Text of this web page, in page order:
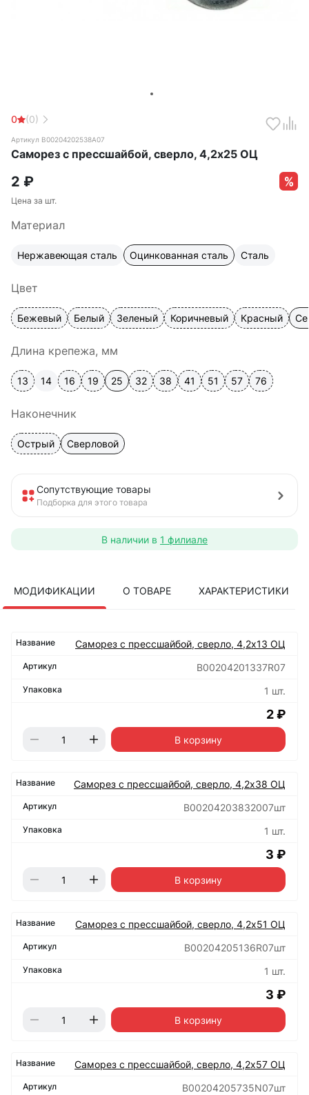
0 (0)
Артикул B00204202538A07
Саморез с прессшайбой, сверло, 4,2х25 ОЦ
2 ₽
Цена за шт.
Материал
Нержавеющая сталь Оцинкованная сталь Сталь
Цвет
Бежевый Белый Зеленый Коричневый Красный
Длина крепежа, мм
13 14 16 19 25 32 38 41 51 57 76
Наконечник
Острый Сверловой
Сопутствующие товары
Подборка для этого товара
В наличии в 1 филиале
МОДИФИКАЦИИ О ТОВАРЕ ХАРАКТЕРИСТИКИ
Саморез с прессшайбой, сверло, 4,2х13 ОЦ
B00204201337R07
1 шт.
2 ₽
В корзину
Саморез с прессшайбой, сверло, 4,2х38 ОЦ
B00204203832007шт
1 шт.
3 ₽
В корзину
Саморез с прессшайбой, сверло, 4,2х51 ОЦ
B00204205136R07шт
1 шт.
3 ₽
В корзину
Саморез с прессшайбой, сверло, 4,2х57 ОЦ
B00204205735N07шт